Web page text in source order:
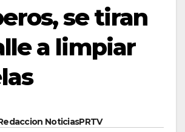
se tiran
a limpiar
NoticiasPRTV